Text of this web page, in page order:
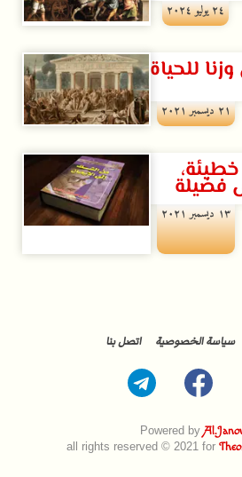
۲٤ يوليو ۲۰۲٤
للحياة
۲۱ ديسمبر ۲۰۲۱
فضيلة
۱۳ ديسمبر ۲۰۲۱
Powered by
all rights reserved © 2021 for
سياسة الخصوصية اتصل بنا